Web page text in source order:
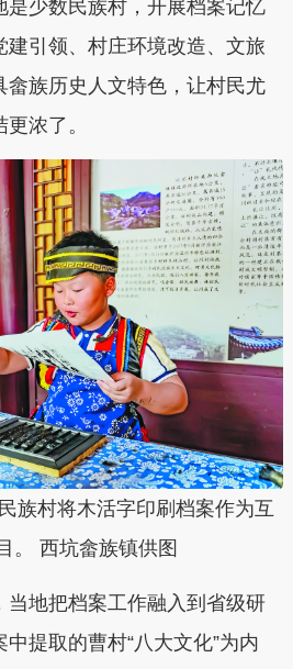
是少数民族村，开展档案记忆
建引领、村庄环境改造、文旅
畲族历史人文特色，让村民尤
浓了。
族村将木活字印刷档案作为互
。 西坑畲族镇供图
地把档案工作融入到省级研
提取的曹村“八大文化”为内